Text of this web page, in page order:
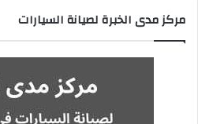
مركز مدى الخبرة لصيانة السيارات